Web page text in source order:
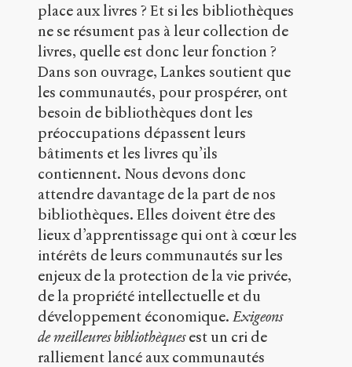
place aux livres ? Et si les bibliothèques
ne se résument pas à leur collection de
livres, quelle est donc leur fonction ?
Dans son ouvrage, Lankes soutient que
les communautés, pour prospérer, ont
besoin de bibliothèques dont les
préoccupations dépassent leurs
bâtiments et les livres qu’ils
contiennent. Nous devons donc
attendre davantage de la part de nos
bibliothèques. Elles doivent être des
lieux d’apprentissage qui ont à cœur les
intérêts de leurs communautés sur les
enjeux de la protection de la vie privée,
de la propriété intellectuelle et du
développement économique. Exigeons
de meilleures bibliothèquesest un cri de
ralliement lancé aux communautés